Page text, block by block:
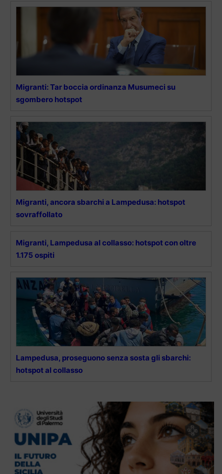
Migranti: Tar boccia ordinanza Musumeci su
sgombero hotspot
Migranti, ancora sbarchi a Lampedusa: hotspot
sovraffollato
Migranti, Lampedusa al collasso: hotspot con oltre
1.175 ospiti
Lampedusa, proseguono senza sosta gli sbarchi:
hotspot al collasso